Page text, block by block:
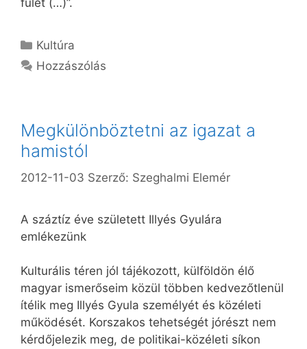
fülét (…)”.
Kategória
Kultúra
Hozzászólás
Megkülönböztetni az igazat a
hamistól
2012-11-03 Szerző: Szeghalmi Elemér
A száztíz éve született Illyés Gyulára
emlékezünk
Kulturális téren jól tájékozott, külföldön élő
magyar ismerőseim közül többen kedvezőtlenül
ítélik meg Illyés Gyula személyét és közéleti
működését. Korszakos tehetségét jórészt nem
kérdőjelezik meg, de politikai-közéleti síkon